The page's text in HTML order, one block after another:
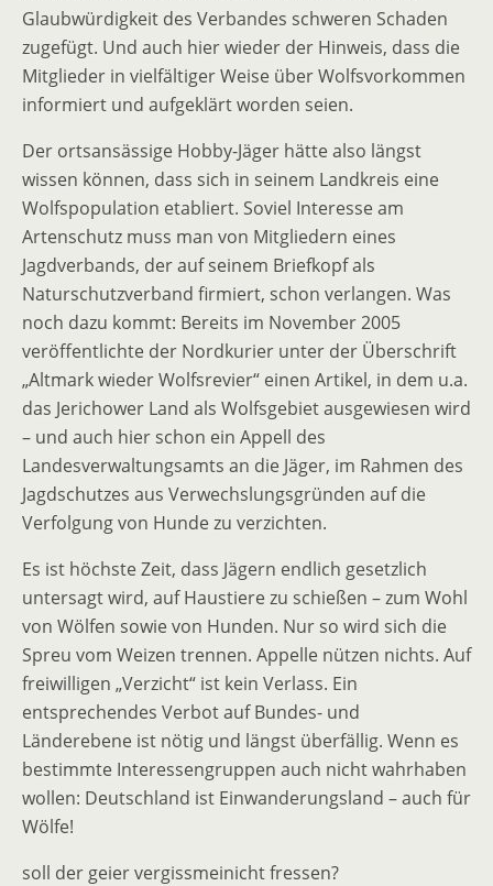
Glaubwürdigkeit des Verbandes schweren Schaden
zugefügt. Und auch hier wieder der Hinweis, dass die
Mitglieder in vielfältiger Weise über Wolfsvorkommen
informiert und aufgeklärt worden seien.
Der ortsansässige Hobby-Jäger hätte also längst
wissen können, dass sich in seinem Landkreis eine
Wolfspopulation etabliert. Soviel Interesse am
Artenschutz muss man von Mitgliedern eines
Jagdverbands, der auf seinem Briefkopf als
Naturschutzverband firmiert, schon verlangen. Was
noch dazu kommt: Bereits im November 2005
veröffentlichte der Nordkurier unter der Überschrift
„Altmark wieder Wolfsrevier“ einen Artikel, in dem u.a.
das Jerichower Land als Wolfsgebiet ausgewiesen wird
– und auch hier schon ein Appell des
Landesverwaltungsamts an die Jäger, im Rahmen des
Jagdschutzes aus Verwechslungsgründen auf die
Verfolgung von Hunde zu verzichten.
Es ist höchste Zeit, dass Jägern endlich gesetzlich
untersagt wird, auf Haustiere zu schießen – zum Wohl
von Wölfen sowie von Hunden. Nur so wird sich die
Spreu vom Weizen trennen. Appelle nützen nichts. Auf
freiwilligen „Verzicht“ ist kein Verlass. Ein
entsprechendes Verbot auf Bundes- und
Länderebene ist nötig und längst überfällig. Wenn es
bestimmte Interessengruppen auch nicht wahrhaben
wollen: Deutschland ist Einwanderungsland – auch für
Wölfe!
soll der geier vergissmeinicht fressen?